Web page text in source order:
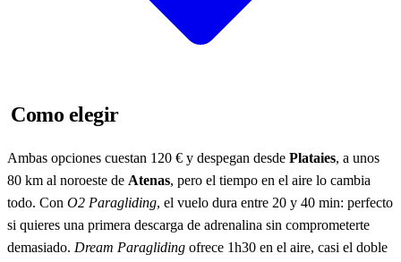
Como elegir
Ambas opciones cuestan 120 € y despegan desde Plataies, a unos
80 km al noroeste de Atenas, pero el tiempo en el aire lo cambia
todo. Con O2 Paragliding, el vuelo dura entre 20 y 40 min: perfecto
si quieres una primera descarga de adrenalina sin comprometerte
demasiado. Dream Paragliding ofrece 1h30 en el aire, casi el doble